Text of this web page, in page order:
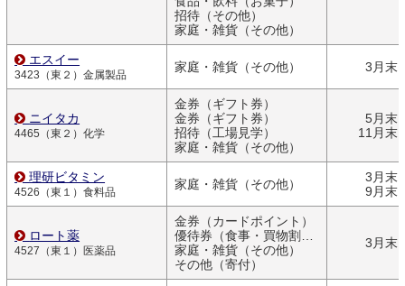
招待（その他）
家庭・雑貨（その他）
エスイー
3423（東２）金属製品
家庭・雑貨（その他） 3月末
ニイタカ
4465（東２）化学
金券（ギフト券）
金券（ギフト券）
招待（工場見学）
家庭・雑貨（その他）
5月末
11月末
理研ビタミン
4526（東１）食料品
家庭・雑貨（その他）
3月末
9月末
ロート薬
4527（東１）医薬品
金券（カードポイント）
優待券（食事・買物割引券）
家庭・雑貨（その他）
その他（寄付）
3月末